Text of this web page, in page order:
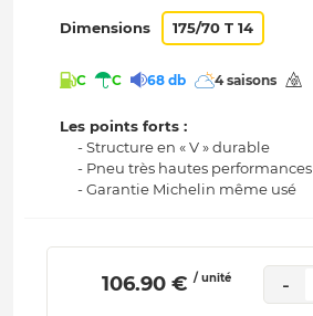
Dimensions 175/70 T 14
C C 68 db 4 saisons
Les points forts :
- Structure en « V » durable
- Pneu très hautes performances
- Garantie Michelin même usé
106.90 € / unité -